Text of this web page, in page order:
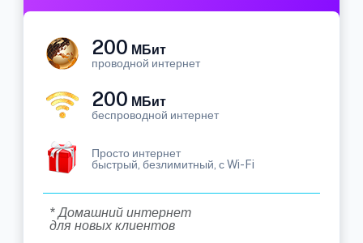
200 МБит
проводной интернет
200 МБит
беспроводной интернет
Просто интернет
быстрый, безлимитный, с Wi-Fi
* Домашний интернет
для новых клиентов